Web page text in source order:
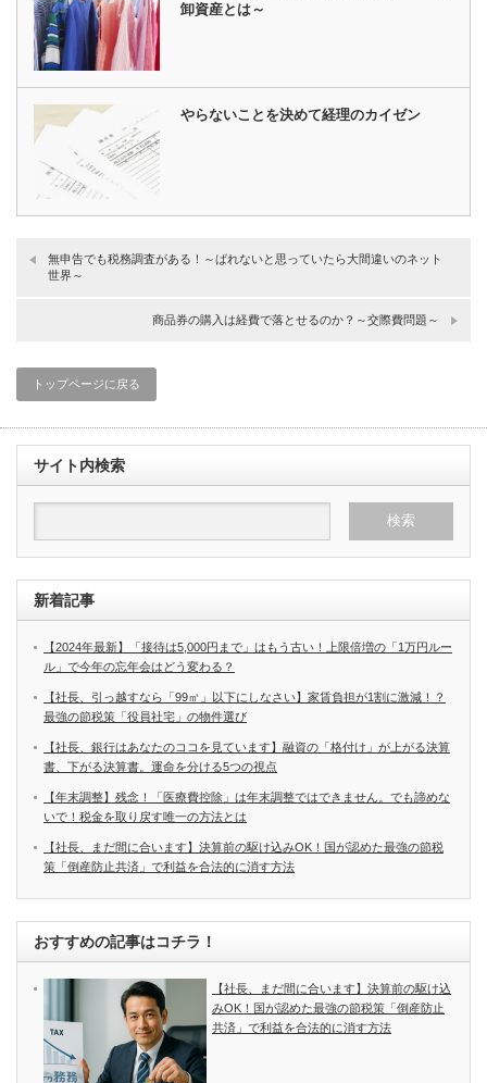
卸資産とは～
やらないことを決めて経理のカイゼン
無申告でも税務調査がある！～ばれないと思っていたら大間違いのネット
世界～
商品券の購入は経費で落とせるのか？～交際費問題～
トップページに戻る
サイト内検索
新着記事
【2024年最新】「接待は5,000円まで」はもう古い！上限倍増の「1万円ルー
ル」で今年の忘年会はどう変わる？
【社長、引っ越すなら「99㎡」以下にしなさい】家賃負担が1割に激減！？
最強の節税策「役員社宅」の物件選び
【社長、銀行はあなたのココを見ています】融資の「格付け」が上がる決算
書、下がる決算書。運命を分ける5つの視点
【年末調整】残念！「医療費控除」は年末調整ではできません。でも諦めな
いで！税金を取り戻す唯一の方法とは
【社長、まだ間に合います】決算前の駆け込みOK！国が認めた最強の節税
策「倒産防止共済」で利益を合法的に消す方法
おすすめの記事はコチラ！
【社長、まだ間に合います】決算前の駆け込
みOK！国が認めた最強の節税策「倒産防止
共済」で利益を合法的に消す方法